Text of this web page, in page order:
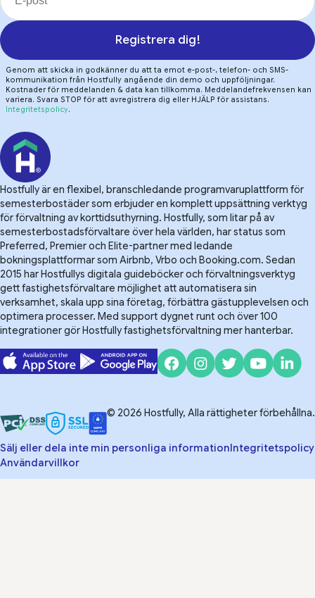
Registrera dig!
Genom att skicka in godkänner du att ta emot e-post-, telefon- och SMS-
kommunikation från Hostfully angående din demo och uppföljningar.
Kostnader för meddelanden & data kan tillkomma. Meddelandefrekvensen kan
variera. Svara STOP för att avregistrera dig eller HJÄLP för assistans.
Integritetspolicy.
Hostfully är en flexibel, branschledande programvaruplattform för
semesterbostäder som erbjuder en komplett uppsättning verktyg
för förvaltning av korttidsuthyrning. Hostfully, som litar på av
semesterbostadsförvaltare över hela världen, har status som
Preferred, Premier och Elite-partner med ledande
bokningsplattformar som Airbnb, Vrbo och Booking.com. Sedan
2015 har Hostfullys digitala guideböcker och förvaltningsverktyg
gett fastighetsförvaltare möjlighet att automatisera sin
verksamhet, skala upp sina företag, förbättra gästupplevelsen och
optimera processer. Med support dygnet runt och över 100
integrationer gör Hostfully fastighetsförvaltning mer hanterbar.
© 2026 Hostfully, Alla rättigheter förbehållna.
Sälj eller dela inte min personliga informationIntegritetspolicy
Användarvillkor